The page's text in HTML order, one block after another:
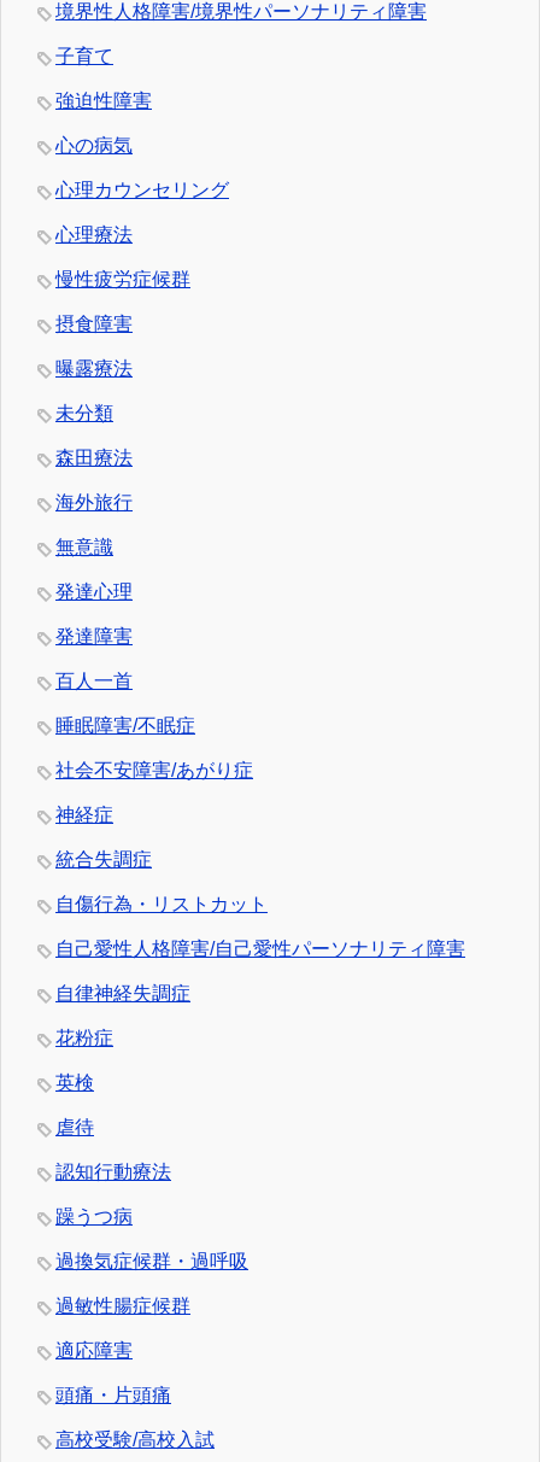
境界性人格障害/境界性パーソナリティ障害
子育て
強迫性障害
心の病気
心理カウンセリング
心理療法
慢性疲労症候群
摂食障害
曝露療法
未分類
森田療法
海外旅行
無意識
発達心理
発達障害
百人一首
睡眠障害/不眠症
社会不安障害/あがり症
神経症
統合失調症
自傷行為・リストカット
自己愛性人格障害/自己愛性パーソナリティ障害
自律神経失調症
花粉症
英検
虐待
認知行動療法
躁うつ病
過換気症候群・過呼吸
過敏性腸症候群
適応障害
頭痛・片頭痛
高校受験/高校入試